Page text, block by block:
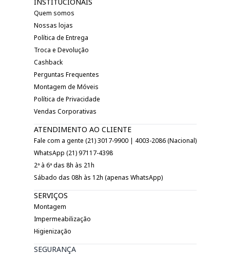
Quem somos
Nossas lojas
Política de Entrega
Troca e Devolução
Cashback
Perguntas Frequentes
Montagem de Móveis
Política de Privacidade
Vendas Corporativas
ATENDIMENTO AO CLIENTE
Fale com a gente (21) 3017-9900 | 4003-2086 (Nacional)
WhatsApp (21) 97117-4398
2ª à 6ª das 8h às 21h
Sábado das 08h às 12h (apenas WhatsApp)
SERVIÇOS
Montagem
Impermeabilização
Higienização
SEGURANÇA